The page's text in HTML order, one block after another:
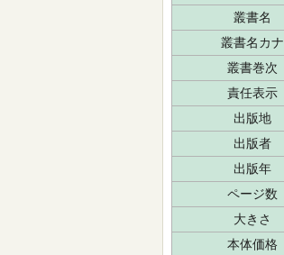
叢書名
叢書名カナ
叢書巻次
責任表示
出版地
出版者
出版年
ページ数
大きさ
本体価格